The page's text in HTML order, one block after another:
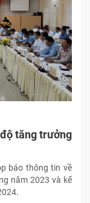
tăng trưởng
báo thông tin về
năm 2023 và kế